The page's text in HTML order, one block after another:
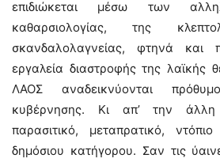
επιδιώκεται μέσω των
καθαρσιολογίας, της
σκανδαλολαγνείας, φτηνά και
εργαλεία διαστροφής της λαϊκής
ΛΑΟΣ αναδεικνύονται
κυβέρνησης. Κι απ’ την άλλη
παρασιτικό, μεταπρατικό,
δημόσιου κατήγορου. Σαν τις